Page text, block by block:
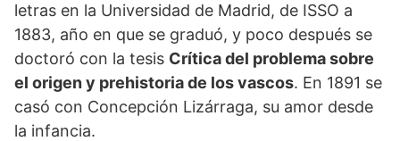
letras en la Universidad de Madrid, de ISSO a
1883, año en que se graduó, y poco después se
doctoró con la tesis Crítica del problema sobre
el origen y prehistoria de los vascos. En 1891 se
casó con Concepción Lizárraga, su amor desde
la infancia.